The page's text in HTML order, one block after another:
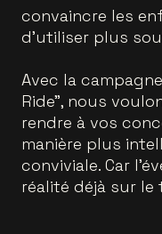
convaincre les
d’utiliser plus
Avec la
Ride”, nous
rendre à vos
manière plus
conviviale. Car
réalité déjà sur le